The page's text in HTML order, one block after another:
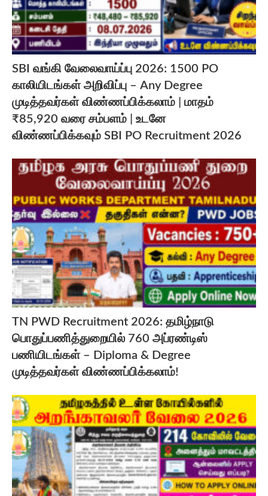
SBI வங்கி வேலைவாய்ப்பு 2026: 1500 PO
காலியிடங்கள் அறிவிப்பு – Any Degree
முடித்தவர்கள் விண்ணப்பிக்கலாம் | மாதம்
₹85,920 வரை சம்பளம் | உடனே
விண்ணப்பிக்கவும் SBI PO Recruitment 2026
TN PWD Recruitment 2026: தமிழ்நாடு
பொதுப்பணித்துறையில் 760 அப்ரண்டிஸ்
பணியிடங்கள் – Diploma & Degree
முடித்தவர்கள் விண்ணப்பிக்கலாம்!